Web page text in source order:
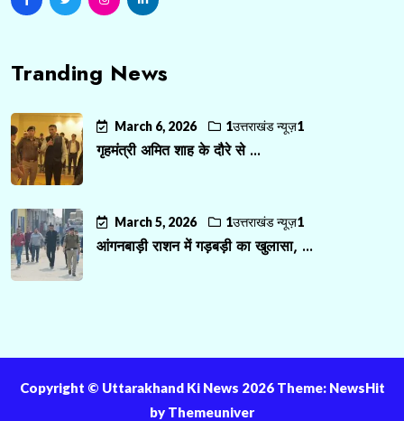
Tranding News
March 6, 2026 1उत्तराखंड न्यूज़1
गृहमंत्री अमित शाह के दौरे से ...
March 5, 2026 1उत्तराखंड न्यूज़1
आंगनबाड़ी राशन में गड़बड़ी का खुलासा, ...
Copyright ©️ Uttarakhand Ki News 2026 Theme: NewsHit
by Themeuniver